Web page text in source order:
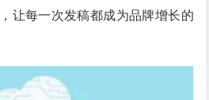
让每一次发稿都成为品牌增长的